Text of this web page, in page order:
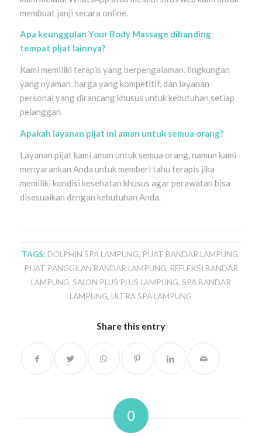
membuat janji secara online.
Apa keunggulan Your Body Massage dibanding
tempat pijat lainnya?
Kami memiliki terapis yang berpengalaman, lingkungan
yang nyaman, harga yang kompetitif, dan layanan
personal yang dirancang khusus untuk kebutuhan setiap
pelanggan.
Apakah layanan pijat ini aman untuk semua orang?
Layanan pijat kami aman untuk semua orang, namun kami
menyarankan Anda untuk memberi tahu terapis jika
memiliki kondisi kesehatan khusus agar perawatan bisa
disesuaikan dengan kebutuhan Anda.
TAGS: DOLPHIN SPA LAMPUNG, PIJAT BANDAR LAMPUNG,
PIJAT PANGGILAN BANDAR LAMPUNG, REFLEKSI BANDAR
LAMPUNG, SALON PLUS PLUS LAMPUNG, SPA BANDAR
LAMPUNG, ULTRA SPA LAMPUNG
Share this entry
0